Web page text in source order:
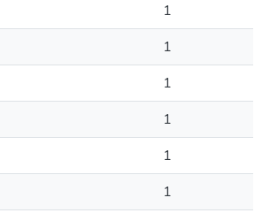
1
1
1
1
1
1